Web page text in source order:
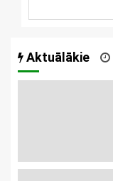
Aktuālākie